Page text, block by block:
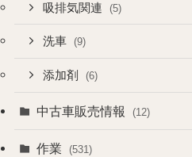
吸排気関連 (5)
洗車 (9)
添加剤 (6)
中古車販売情報 (12)
作業 (531)